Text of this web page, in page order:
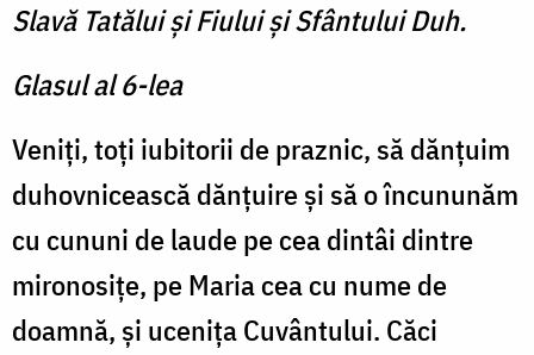
Slavă Tatălui şi Fiului şi Sfântului Duh.
Glasul al 6-lea
Veniți, toți iubitorii de praznic, să dănțuim
duhovnicească dănțuire și să o încununăm
cu cununi de laude pe cea dintâi dintre
mironosițe, pe Maria cea cu nume de
doamnă, și ucenița Cuvântului. Căci